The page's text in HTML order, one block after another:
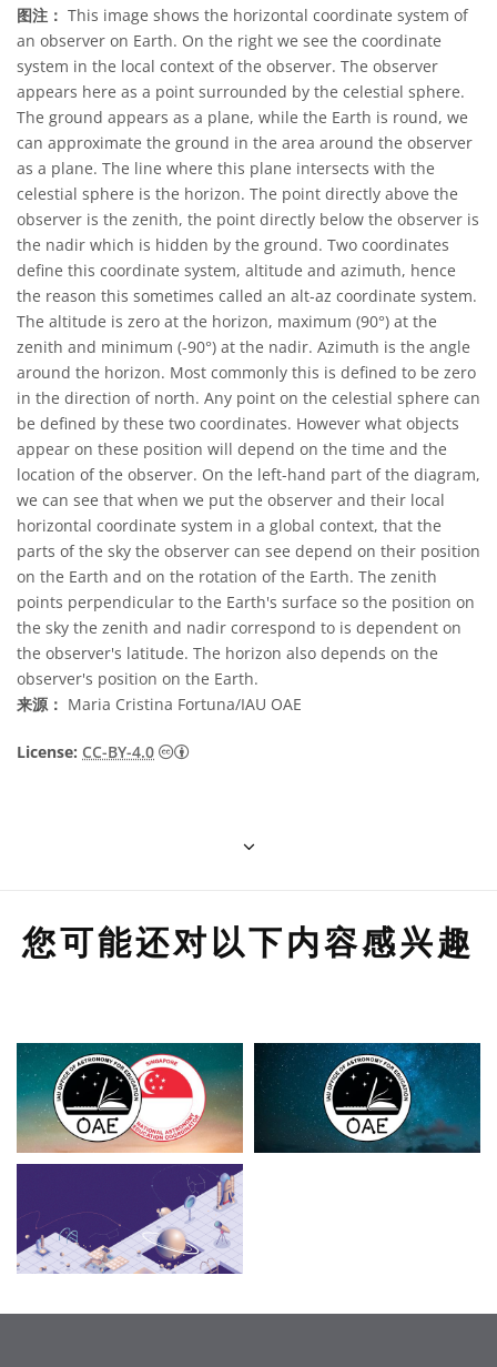
图注： This image shows the horizontal coordinate system of
an observer on Earth. On the right we see the coordinate
system in the local context of the observer. The observer
appears here as a point surrounded by the celestial sphere.
The ground appears as a plane, while the Earth is round, we
can approximate the ground in the area around the observer
as a plane. The line where this plane intersects with the
celestial sphere is the horizon. The point directly above the
observer is the zenith, the point directly below the observer is
the nadir which is hidden by the ground. Two coordinates
define this coordinate system, altitude and azimuth, hence
the reason this sometimes called an alt-az coordinate system.
The altitude is zero at the horizon, maximum (90°) at the
zenith and minimum (-90°) at the nadir. Azimuth is the angle
around the horizon. Most commonly this is defined to be zero
in the direction of north. Any point on the celestial sphere can
be defined by these two coordinates. However what objects
appear on these position will depend on the time and the
location of the observer. On the left-hand part of the diagram,
we can see that when we put the observer and their local
horizontal coordinate system in a global context, that the
parts of the sky the observer can see depend on their position
on the Earth and on the rotation of the Earth. The zenith
points perpendicular to the Earth's surface so the position on
the sky the zenith and nadir correspond to is dependent on
the observer's latitude. The horizon also depends on the
observer's position on the Earth.
来源： Maria Cristina Fortuna/IAU OAE
License: CC-BY-4.0 知识共享许可协议 署名 4.0 国际 (CC BY
您可能还对以下内容感兴趣